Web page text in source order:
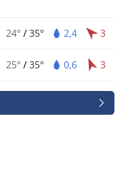
24° /35° 2,4 3
25° /35° 0,6 3